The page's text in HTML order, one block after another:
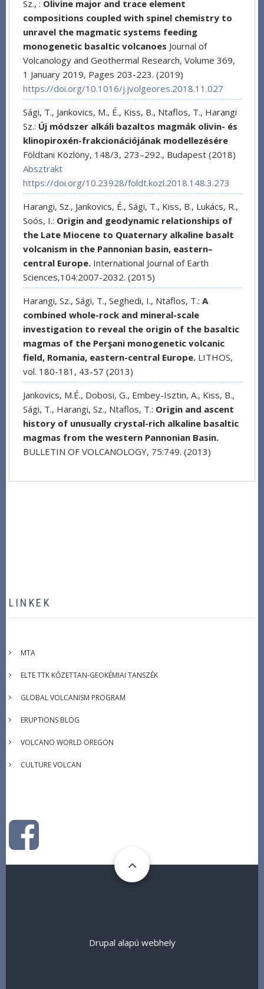
Sz., : Olivine major and trace element
compositions coupled with spinel chemistry to
unravel the magmatic systems feeding
monogenetic basaltic volcanoes Journal of
Volcanology and Geothermal Research, Volume 369,
1 January 2019, Pages 203-223. (2019)
https://doi.org/10.1016/j.jvolgeores.2018.11.027
Sági, T., Jankovics, M., É., Kiss, B., Ntaflos, T., Harangi
Sz.: Új módszer alkáli bazaltos magmák olivin- és
klinopiroxén-frakcionációjának modellezésére
Földtani Közlöny, 148/3, 273–292., Budapest (2018)
Absztrakt
https://doi.org/10.23928/foldt.kozl.2018.148.3.273
Harangi, Sz., Jankovics, É., Sági, T., Kiss, B., Lukács, R.,
Soós, I.: Origin and geodynamic relationships of
the Late Miocene to Quaternary alkaline basalt
volcanism in the Pannonian basin, eastern–
central Europe. International Journal of Earth
Sciences,104:2007-2032. (2015)
Harangi, Sz., Sági, T., Seghedi, I., Ntaflos, T.: A
combined whole-rock and mineral-scale
investigation to reveal the origin of the basaltic
magmas of the Perşani monogenetic volcanic
field, Romania, eastern-central Europe.LITHOS,
vol. 180-181, 43-57 (2013)
Jankovics, M.É., Dobosi, G., Embey-Isztin, A., Kiss, B.,
Sági, T., Harangi, Sz., Ntaflos, T.: Origin and ascent
history of unusually crystal-rich alkaline basaltic
magmas from the western Pannonian Basin.
BULLETIN OF VOLCANOLOGY, 75:749. (2013)
LINKEK
MTA
ELTE TTK KŐZETTAN-GEOKÉMIAI TANSZÉK
GLOBAL VOLCANISM PROGRAM
ERUPTIONS BLOG
VOLCANO WORLD OREGON
CULTURE VOLCAN
Drupal alapú webhely